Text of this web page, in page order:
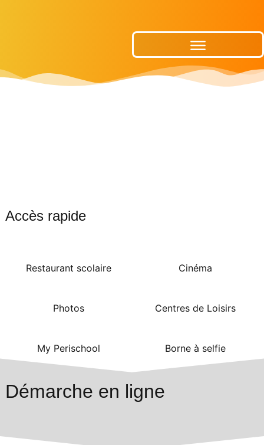
Accès rapide
Restaurant scolaire Cinéma
Photos Centres de Loisirs
My Perischool Borne à selfie
Démarche en ligne